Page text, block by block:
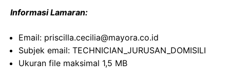
Informasi Lamaran:
Email: priscilla.cecilia@mayora.co.id
Subjek email: TECHNICIAN_JURUSAN_DOMISILI
Ukuran file maksimal 1,5 MB